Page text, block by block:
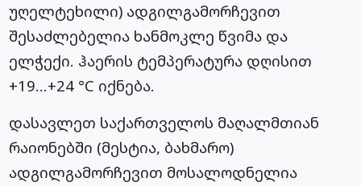
უღელტეხილი) ადგილგამორჩევით
შესაძლებელია ხანმოკლე წვიმა და
ელჭექი. ჰაერის ტემპერატურა დღისით
+19…+24 °C იქნება.
დასავლეთ საქართველოს მაღალმთიან
რაიონებში (მესტია, ბახმარო)
ადგილგამორჩევით მოსალოდნელია